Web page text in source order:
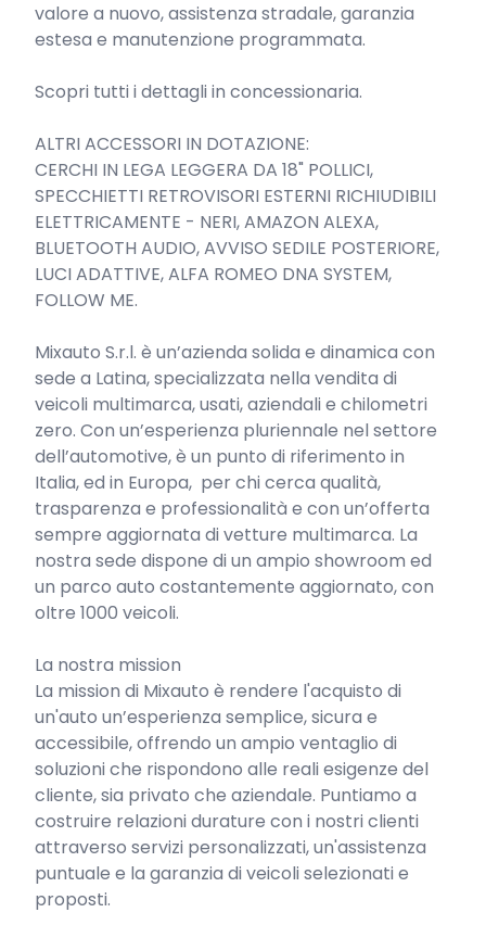
valore a nuovo, assistenza stradale, garanzia
estesa e manutenzione programmata.
Scopri tutti i dettagli in concessionaria.
﻿ALTRI ACCESSORI IN DOTAZIONE:
CERCHI IN LEGA LEGGERA DA 18" POLLICI,
SPECCHIETTI RETROVISORI ESTERNI RICHIUDIBILI
ELETTRICAMENTE - NERI, AMAZON ALEXA,
BLUETOOTH AUDIO, AVVISO SEDILE POSTERIORE,
LUCI ADATTIVE, ALFA ROMEO DNA SYSTEM,
FOLLOW ME.
Mixauto S.r.l. è un’azienda solida e dinamica con
sede a Latina, specializzata nella vendita di
veicoli multimarca, usati, aziendali e chilometri
zero. Con un’esperienza pluriennale nel settore
dell’automotive, è un punto di riferimento in
Italia, ed in Europa,  per chi cerca qualità,
trasparenza e professionalità e con un’offerta
sempre aggiornata di vetture multimarca. La
nostra sede dispone di un ampio showroom ed
un parco auto costantemente aggiornato, con
oltre 1000 veicoli.
La nostra mission
La mission di Mixauto è rendere l'acquisto di
un'auto un’esperienza semplice, sicura e
accessibile, offrendo un ampio ventaglio di
soluzioni che rispondono alle reali esigenze del
cliente, sia privato che aziendale. Puntiamo a
costruire relazioni durature con i nostri clienti
attraverso servizi personalizzati, un'assistenza
puntuale e la garanzia di veicoli selezionati e
proposti.